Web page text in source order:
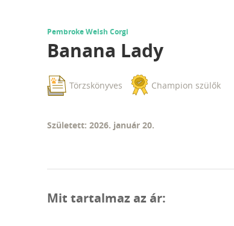
Pembroke Welsh Corgi
Banana Lady
Törzskönyves Champion szülők
Született: 2026. január 20.
Mit tartalmaz az ár: